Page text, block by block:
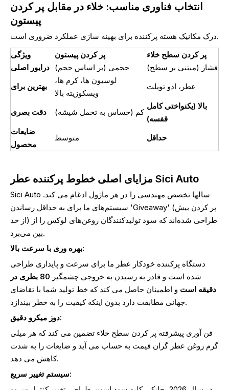
انتخاب فناوری مناسب: خلاء در مقابل پر کردن
پیستون
درک مکانیک هسته پرکننده برای بهینه سازی عملکرد ضروری است.
ویژگی
پر کردن پیستون
پر کردن سطح خلاء
درایور اصلی حجمی (بر اساس حجم)
فشار (مبتنی بر سطح)
بهترین برای
لوسیون ها، کرم ها،
ویسکوزیته بالا
عطر، ادو تویلت
دقت بصری کم (حساس به تحمل شیشه)
بالا (یکنواختی کامل
قفسه)
ضایعات
محصول
متوسط حداقل
مزایای اصلی خطوط پرکننده عطر Sici Auto
Sici Auto سالها تخصص مهندسی را در هر ماژول ادغام می کند.
سیستم‌های ما برای به حداقل رساندن 'Giveaway' (پر کردن بیش
از حد) طراحی شده‌اند که سود تولیدکنندگان روغن‌های لوکس را از
بین می‌برد.
بهره وری با سرعت بالا:
دستگاه پرکننده خودکار عطر ما برای سرعت و پایداری طراحی
شده است و قادر به رسیدن به خروجی چشمگیر
80 بطری در
دقیقه است و اطمینان حاصل می کند که خط تولید شما با تقاضای
جهانی مطابقت دارد بدون اینکه کیفیت را به خطر بیندازد.
دوز میکرو دقیق:
فن آوری پیشرفته پر کردن سطح خلاء تضمین می کند که هر میلی
گرم روغن عطر گران قیمت به حساب می آید و ضایعات را به شدت
کاهش می دهد.
سیستم تغییر سریع: